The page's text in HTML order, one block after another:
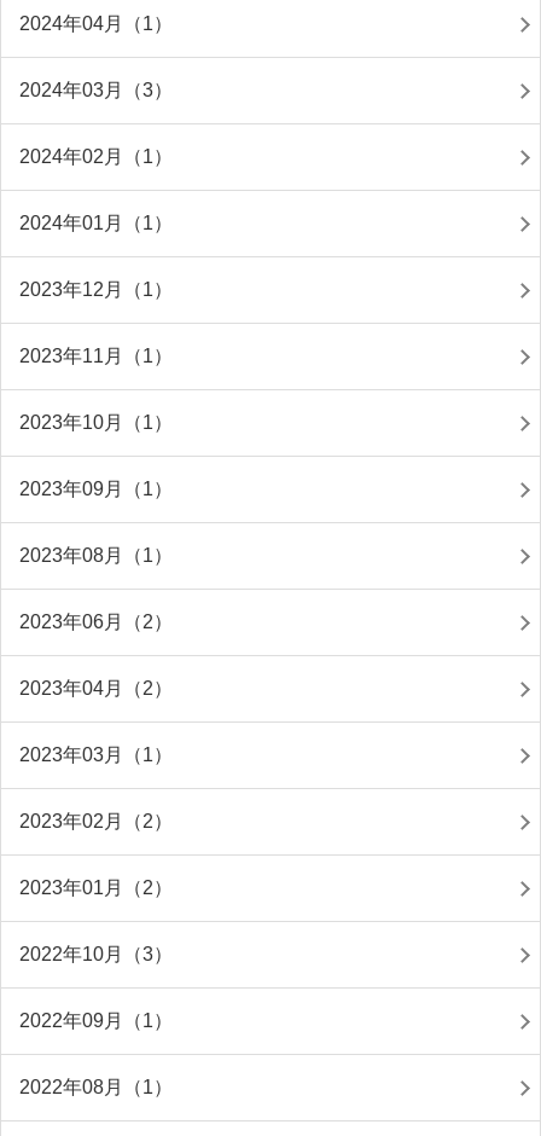
2024年04月（1）
2024年03月（3）
2024年02月（1）
2024年01月（1）
2023年12月（1）
2023年11月（1）
2023年10月（1）
2023年09月（1）
2023年08月（1）
2023年06月（2）
2023年04月（2）
2023年03月（1）
2023年02月（2）
2023年01月（2）
2022年10月（3）
2022年09月（1）
2022年08月（1）